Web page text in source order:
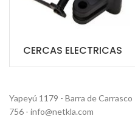
CERCAS ELECTRICAS
Yapeyú 1179 - Barra de
756 - info@netkla.com